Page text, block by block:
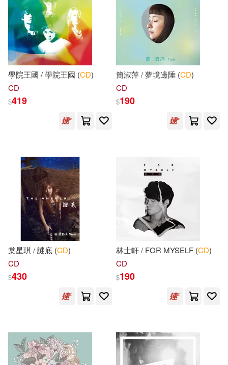
山香教師招聘考試命題研究中心(3
懶懶(37) Jeff(36)
Rob Waring(36)
全國經濟專業技術資格考試專家指
Caroline(35)
Herbert/ Stranks(35) Hill(35)
LEO(35)
Holt Rinehart & Winston(34)
Julia Donaldson(34)
Steven J./ Bliss(34)
中國醫藥科技出版社(251)
上海音樂出版社(249)
人民音樂出版社(243)
上海交通大學出版社(240)
中國礦業大學出版社(239)
上海人民美術出版社(236)
中國石化出版社(225)
Love Da Music Taiwan(222)
學院王國 / 學院王國 (CD)
CD
$419
簡淑萍 / 夢境邊陲 (CD)
CD
$190
棠星琪 / 謎底 (CD)
CD
$430
林士軒 / FOR MYSELF (CD)
CD
$190